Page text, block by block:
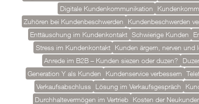
Digitale Kundenkommunikation
Zuhören bei Kundenbeschwerden
Kundenbeschwerden
Enttäuschung im Kundenkontakt Schwierige Kunden
Stress im Kundenkontakt
Kunden ärgern, nerven und
Anrede im B2B – Kunden siezen oder duzen?
Generation Y als Kunden
Kundenservice verbessern
Verkaufsabschluss
Lösung im Verkaufsgespräch
Durchhaltevermögen im Vertrieb
Kosten der